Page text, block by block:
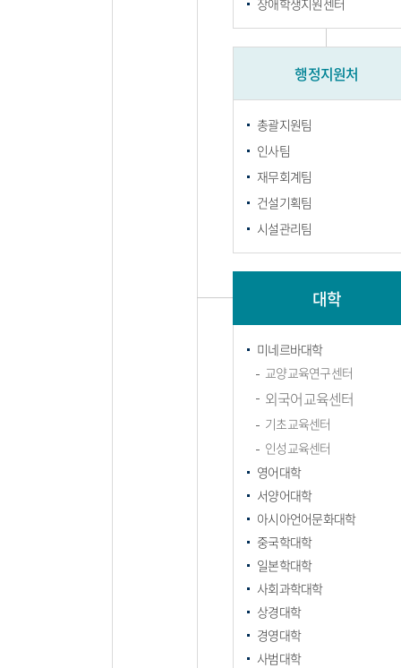
장애학생지원센터
행정지원처
총괄지원팀
인사팀
재무회계팀
건설기획팀
시설관리팀
대학
미네르바대학
교양교육연구센터
외국어교육센터
기초교육센터
인성교육센터
영어대학
서양어대학
아시아언어문화대학
중국학대학
일본학대학
사회과학대학
상경대학
경영대학
사범대학